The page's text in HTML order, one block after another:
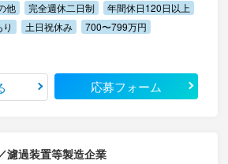
他 完全週休二日制
年間休日120日以上
土日祝休み
700〜799万円
応募フォーム
濾過装置等製造企業